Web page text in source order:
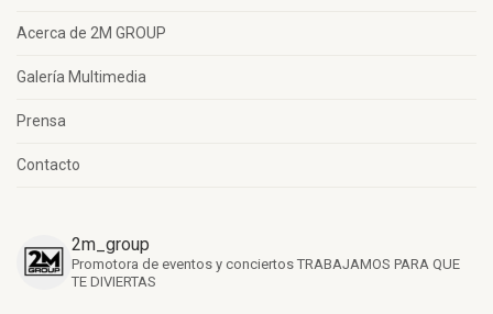
Acerca de 2M GROUP
Galería Multimedia
Prensa
Contacto
2m_group
Promotora de eventos y conciertos TRABAJAMOS PARA QUE
TE DIVIERTAS